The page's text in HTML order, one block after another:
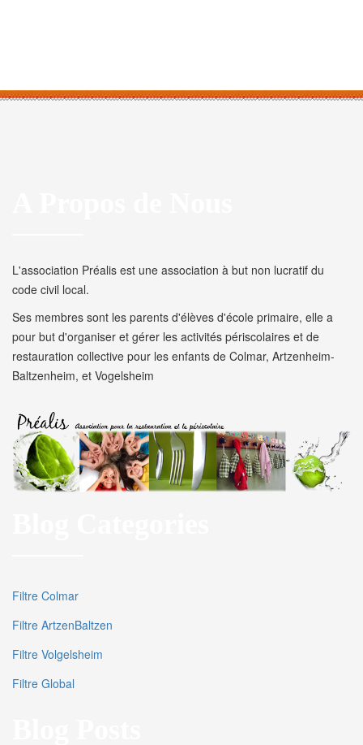
L'association Préalis est une association à but non lucratif du
code civil local.
Ses membres sont les parents d'élèves d'école primaire, elle a
pour but d'organiser et gérer les activités périscolaires et de
restauration collective pour les enfants de Colmar, Artzenheim-
Baltzenheim, et Vogelsheim
Filtre Colmar
Filtre ArtzenBaltzen
Filtre Volgelsheim
Filtre Global